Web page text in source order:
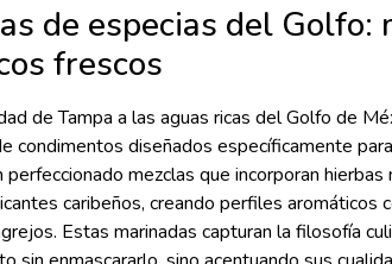
de especias del Golfo:
frescos
de Tampa a las aguas ricas del Golfo de
condimentos diseñados específicamente
perfeccionado mezclas que incorporan
caribeños, creando perfiles aromáticos
Estas marinadas capturan la filosofía